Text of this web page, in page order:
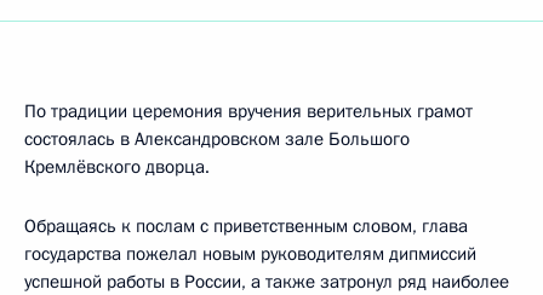
По традиции церемония вручения верительных грамот
состоялась в Александровском зале Большого
Кремлёвского дворца.
Обращаясь к послам с приветственным словом, глава
государства пожелал новым руководителям дипмиссий
успешной работы в России, а также затронул ряд наиболее